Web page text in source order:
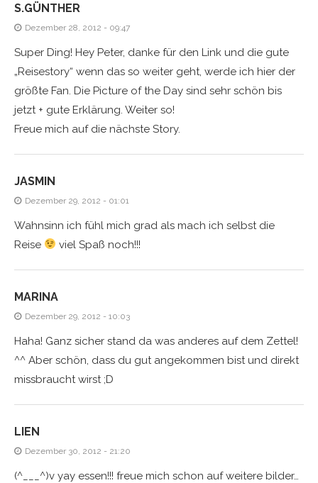
S.GÜNTHER
Dezember 28, 2012 - 09:47
Super Ding! Hey Peter, danke für den Link und die gute
„Reisestory“ wenn das so weiter geht, werde ich hier der
größte Fan. Die Picture of the Day sind sehr schön bis
jetzt + gute Erklärung. Weiter so!
Freue mich auf die nächste Story.
JASMIN
Dezember 29, 2012 - 01:01
Wahnsinn ich fühl mich grad als mach ich selbst die
Reise
viel Spaß noch!!!
MARINA
Dezember 29, 2012 - 10:03
Haha! Ganz sicher stand da was anderes auf dem Zettel!
^^ Aber schön, dass du gut angekommen bist und direkt
missbraucht wirst ;D
LIEN
Dezember 30, 2012 - 21:20
(^___^)v yay essen!!! freue mich schon auf weitere bilder…